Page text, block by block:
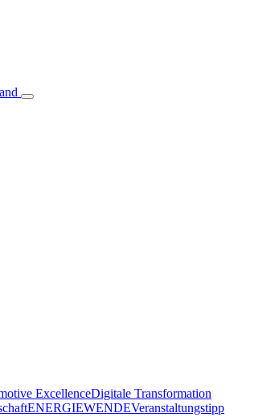
ExcellenceDigitale Transformation
ENERGIEWENDEVeranstaltungstipp